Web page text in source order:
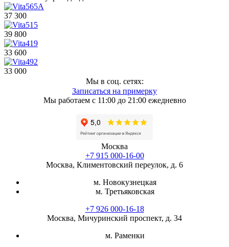
37 300
39 800
33 600
33 000
Мы в соц. сетях:
Записаться на примерку
Мы работаем с 11:00 до 21:00 ежедневно
Москва
+7 915 000-16-00
Москва, Климентовский переулок, д. 6
м. Новокузнецкая
м. Третьяковская
+7 926 000-16-18
Москва, Мичуринский проспект, д. 34
м. Раменки